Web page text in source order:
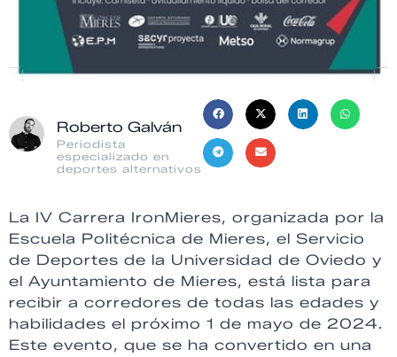
Roberto Galván
Periodista
especializado en
deportes alternativos
La IV Carrera IronMieres, organizada por la
Escuela Politécnica de Mieres, el Servicio
de Deportes de la Universidad de Oviedo y
el Ayuntamiento de Mieres, está lista para
recibir a corredores de todas las edades y
habilidades el próximo 1 de mayo de 2024.
Este evento, que se ha convertido en una